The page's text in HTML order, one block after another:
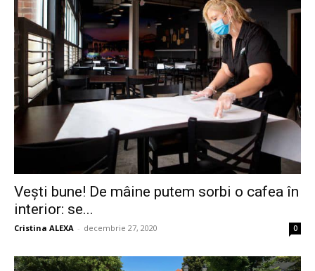
Vești bune! De mâine putem sorbi o cafea în
interior: se...
Cristina ALEXA - decembrie 27, 2020 0